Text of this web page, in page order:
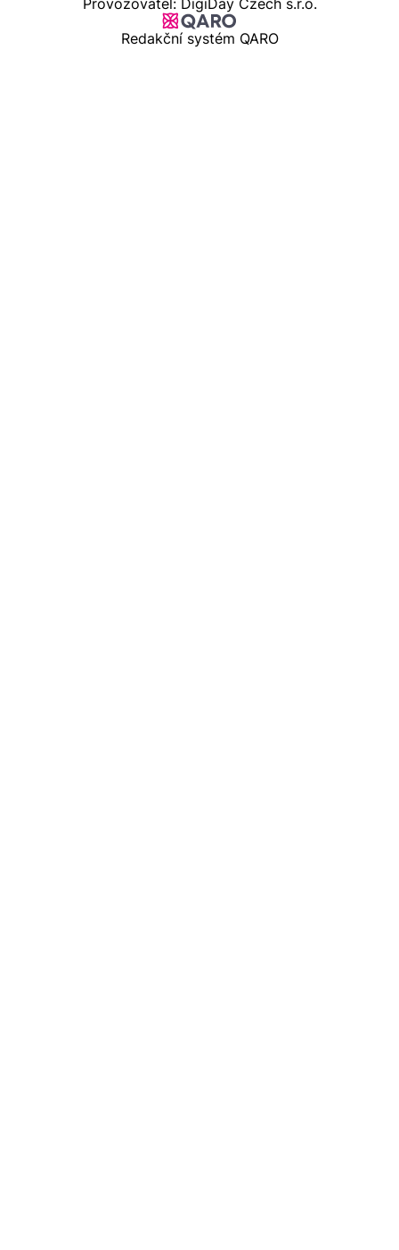
Provozovatel: DigiDay Czech s.r.o.
Redakční systém QARO